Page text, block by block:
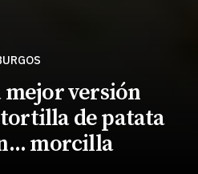
mejor versión
de patata
morcilla